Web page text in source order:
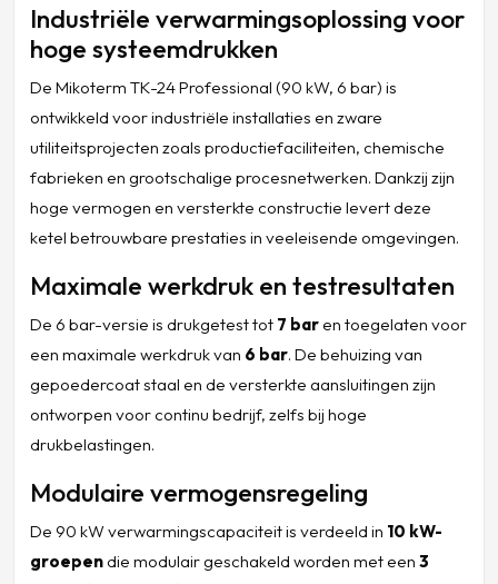
Industriële verwarmingsoplossing voor
hoge systeemdrukken
De Mikoterm TK-24 Professional (90 kW, 6 bar) is
ontwikkeld voor industriële installaties en zware
utiliteitsprojecten zoals productiefaciliteiten, chemische
fabrieken en grootschalige procesnetwerken. Dankzij zijn
hoge vermogen en versterkte constructie levert deze
ketel betrouwbare prestaties in veeleisende omgevingen.
Maximale werkdruk en testresultaten
De 6 bar-versie is drukgetest tot 7 baren toegelaten voor
een maximale werkdruk van 6 bar. De behuizing van
gepoedercoat staal en de versterkte aansluitingen zijn
ontworpen voor continu bedrijf, zelfs bij hoge
drukbelastingen.
Modulaire vermogensregeling
De 90 kW verwarmingscapaciteit is verdeeld in 10 kW-
groependie modulair geschakeld worden met een 3